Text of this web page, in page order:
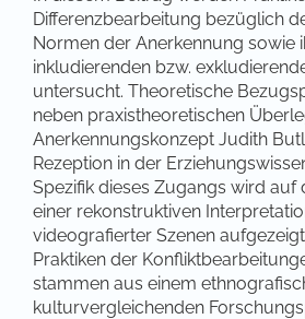
Differenzbearbeitung bezüglich
Normen der Anerkennung sowie
inkludierenden bzw.
untersucht. Theoretische
neben praxistheoretischen
Anerkennungskonzept Judith
Rezeption in der
Spezifik dieses Zugangs wird auf
einer rekonstruktiven
videografierter Szenen
Praktiken der
stammen aus einem
kulturvergleichenden